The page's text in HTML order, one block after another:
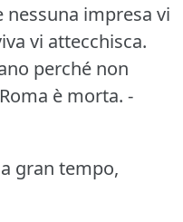
impresa vi
vi attecchisca.
perché non
è morta. -
gran tempo,